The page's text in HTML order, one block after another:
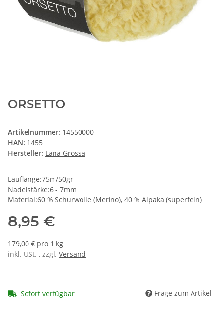
ORSETTO
Artikelnummer: 14550000
HAN: 1455
Hersteller: Lana Grossa
Lauflänge:75m/50gr
Nadelstärke:6 - 7mm
Material:60 % Schurwolle (Merino), 40 % Alpaka (superfein)
8,95 €
179,00 € pro 1 kg
inkl. USt. , zzgl. Versand
Sofort verfügbar Frage zum Artikel